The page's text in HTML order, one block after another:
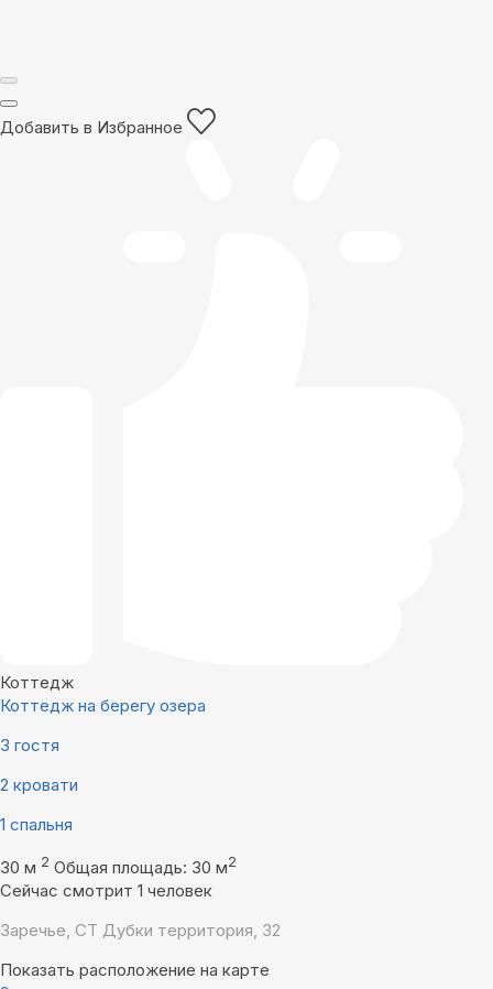
Добавить в Избранное
Коттедж
Коттедж на берегу озера
3 гостя
2 кровати
1 спальня
30 м 2 Общая площадь: 30 м2
Сейчас смотрит 1 человек
Заречье, СТ Дубки территория, 32
Показать расположение на карте